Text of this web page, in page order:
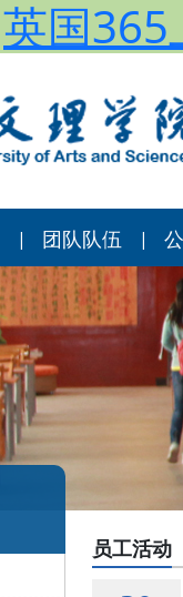
英国
| 团队队伍 |
员工活动